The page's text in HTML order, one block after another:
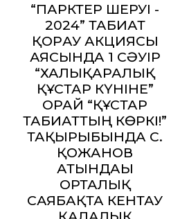
“ПАРКТЕР ШЕРУІ -
2024” ТАБИҒАТ
ҚОРҒАУ АКЦИЯСЫ
АЯСЫНДА 1 СӘУІР
“ХАЛЫҚАРАЛЫҚ
ҚҰСТАР КҮНІНЕ”
ОРАЙ “ҚҰСТАР
ТАБИҒАТТЫҢ КӨРКІ!”
ТАҚЫРЫБЫНДА С.
ҚОЖАНОВ
АТЫНДАҒЫ
ОРТАЛЫҚ
САЯБАҚТА КЕНТАУ